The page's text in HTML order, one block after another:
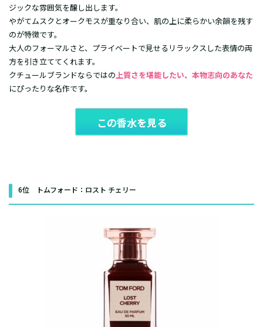
ジックな雰囲気を醸し出します。
やがてムスクとオークモスが重なり合い、肌の上に柔らかい余韻を残す
のが特徴です。
大人のフォーマルさと、プライベートで見せるリラックスした表情の両
方を引き立ててくれます。
クチュールブランドならではの上質さを堪能したい、本物志向のあなた
にぴったりな名作です。
この香水を見る
6位 トムフォード：ロスト チェリー